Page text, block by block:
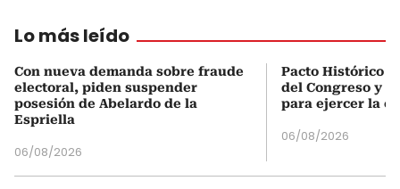
Lo más leído
Con nueva demanda sobre fraude
electoral, piden suspender
posesión de Abelardo de la
Espriella
06/08/2026
Pacto Histórico
del Congreso y
para ejercer la
06/08/2026